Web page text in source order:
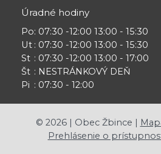
Úradné hodiny
Po
Ut
St
Št
Pi
: 07:30 -12:00 13:00 - 15:30
: 07:30 -12:00 13:00 - 15:30
: 07:30 -12:00 13:00 - 17:00
: NESTRÁNKOVÝ DEŇ
: 07:30 - 12:00
© 2026| Obec Žbince |
Prehlásenie o